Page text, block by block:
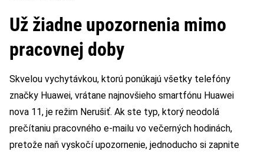
Už žiadne upozornenia mimo
pracovnej doby
Skvelou vychytávkou, ktorú ponúkajú všetky telefóny
značky Huawei, vrátane najnovšieho smartfónu Huawei
nova 11, je režim Nerušiť. Ak ste typ, ktorý neodolá
prečítaniu pracovného e-mailu vo večerných hodinách,
pretože naň vyskočí upozornenie, jednoducho si zapnite